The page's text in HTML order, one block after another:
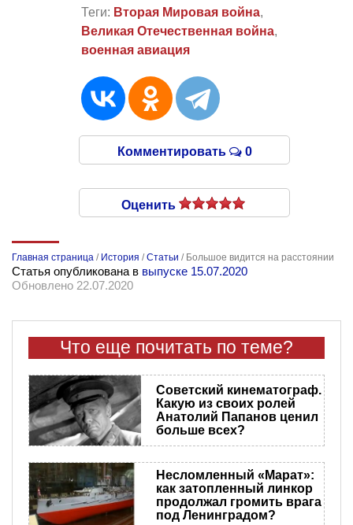
Теги: Вторая Мировая война,
Великая Отечественная война,
военная авиация
Комментировать 0
Оценить
Главная страница / История /Статьи / Большое видится на расстоянии
Статья опубликована в выпуске 15.07.2020
Обновлено 22.07.2020
Что еще почитать по теме?
Советский кинематограф.
Какую из своих ролей
Анатолий Папанов ценил
больше всех?
Несломленный «Марат»:
как затопленный линкор
продолжал громить врага
под Ленинградом?